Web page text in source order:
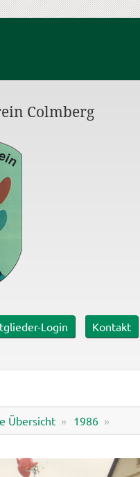
Colmberg
Login Kontakt
Übersicht 1986